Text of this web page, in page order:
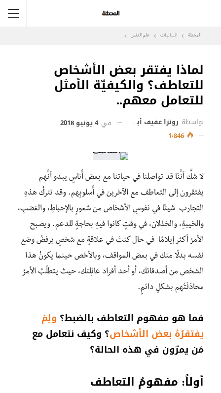
المحطة انسانيات علم النفس
لماذا يفتقر بعض الأشخاص
للتعاطف؟ والكيفيّة الأمثل
للتعامل معهم..
بواسطة رونزا عفيف أبو عيسى في 4 يونيو 2018
لا شكَّ أنَّنَا قد تواصلنا في حياتنا مع بعض أُناسٍ يبدو أنَّهم
يفتقرون إلى التعاطف مع الآخرين في أُسلوبِهم. وقد تتركُ هذهِ
التجارب شيئًا في نفوسِ الأشخاص من شعورٍ بالإحباطِ، والغضبِ،
والخيبةِ، والخذلان، في وقتٍ كانوا فيهِ بحاجةٍ للدعم. ويصبح
الأمرُ أكثر إيلامًا في حال كنتَ في علاقةٍ مع شخصٍ يرفضُ وضع
نفسه بدلًا منك في بعض المواقف، وبالأخص حينما يكونُ هذا
الشخص من أصدقائك، أو أحد أفراد عائِلتك، حيث يتطلّبُ الأمرُ
محادَثَتُهم بشكلٍ دائمٍ.
فما هو مفهوم التعاطف بالضبط؟ ولِمَ
يفتقرُهُ بعض الأشخاص؟ وكيف نتعامل مع
مَن يمرّون في هذه الحالة؟
أولاً: مفهومُ التعاطف